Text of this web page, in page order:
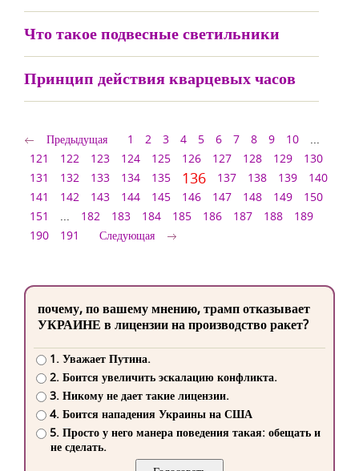
Что такое подвесные светильники
Принцип действия кварцевых часов
Предыдущая 1 2 3 4 5 6 7 8 9 10
...
121
122 123 124 125 126 127 128 129
130
131
132 133 134 135 136 137 138 139
140
141
142 143 144 145 146 147 148 149
150
151
... 182 183 184 185 186 187 188
189
190
191 Следующая
почему, по вашему мнению, трамп отказывает
УКРАИНЕ в лицензии на производство ракет?
1. Уважает Путина.
2. Боится увеличить эскалацию конфликта.
3. Никому не дает такие лицензии.
4. Боится нападения Украины на США
5. Просто у него манера поведения такая: обещать и
не сделать.